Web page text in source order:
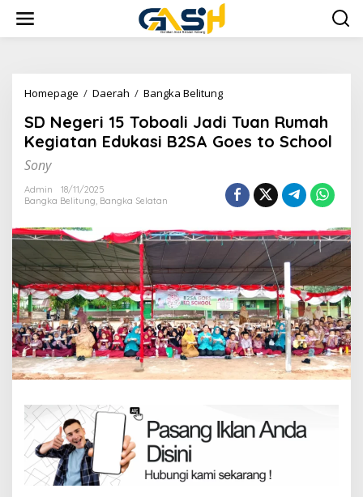
konten
Homepage / Daerah / Bangka BelitungSD
15
Toboali
Jadi
Rumah
Kegiatan
Edukasi
Goes
to
School
SD Negeri 15 Toboali Jadi Tuan Rumah
Kegiatan Edukasi B2SA Goes to School
Sony
Admin
18/11/2025
Bangka Belitung, Bangka Selatan